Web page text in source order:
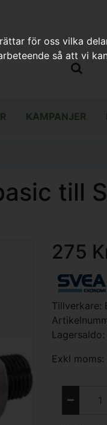
KAMPANJER
till
275
Tillverkare:
Exkl
för oss vilka
så att vi